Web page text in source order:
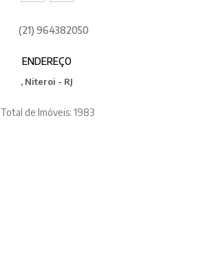
(21) 964382050
ENDEREÇO
, Niteroi - RJ
Total de Imóveis: 1983